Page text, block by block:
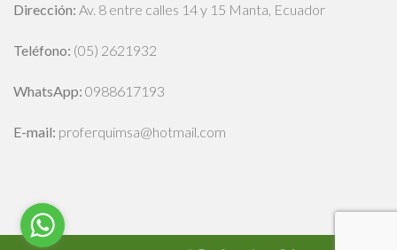
Dirección: Av. 8 entre calles 14 y 15 Manta, Ecuador
Teléfono: (05) 2621932
WhatsApp: 0988617193
E-mail: proferquimsa@hotmail.com